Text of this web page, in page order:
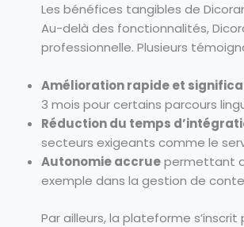
Les bénéfices tangibles de
Au-delà des fonctionnalités,
professionnelle. Plusieurs
Amélioration rapide et
3 mois pour certains parcours
Réduction du temps
secteurs exigeants comme le
Autonomie accruepermettant
exemple dans la gestion de
Par ailleurs, la plateforme